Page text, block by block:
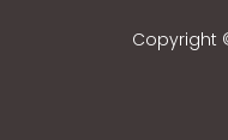
Copyright